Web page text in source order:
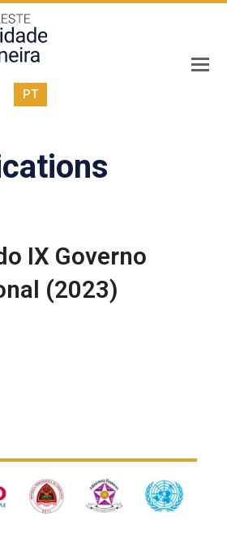
PT
IX Governo
(2023)